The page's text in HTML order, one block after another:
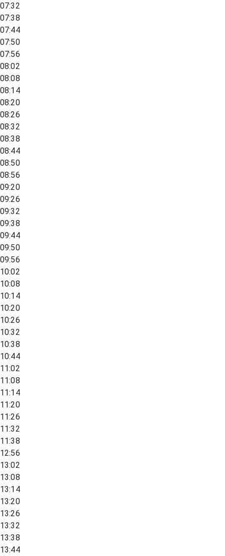
07:32
07:38
07:44
07:50
07:56
08:02
08:08
08:14
08:20
08:26
08:32
08:38
08:44
08:50
08:56
09:20
09:26
09:32
09:38
09:44
09:50
09:56
10:02
10:08
10:14
10:20
10:26
10:32
10:38
10:44
11:02
11:08
11:14
11:20
11:26
11:32
11:38
12:56
13:02
13:08
13:14
13:20
13:26
13:32
13:38
13:44